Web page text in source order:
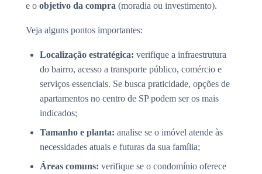
e o objetivo da compra (moradia ou investimento).
Veja alguns pontos importantes:
Localização estratégica: verifique a infraestrutura
do bairro, acesso a transporte público, comércio e
serviços essenciais. Se busca praticidade, opções de
apartamentos no centro de SP podem ser os mais
indicados;
Tamanho e planta: analise se o imóvel atende às
necessidades atuais e futuras da sua família;
Áreas comuns: verifique se o condomínio oferece